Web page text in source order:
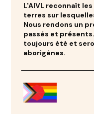
L'AIVL reconnaît
terres sur
Nous rendons un
passés et
toujours été et
aborigènes.